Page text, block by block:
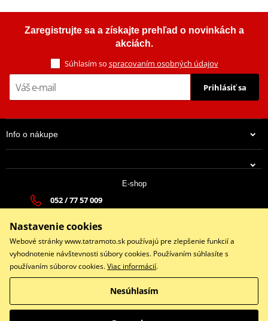
Zaregistrujte sa a získajte prehľad o novinkách a
akciách.
Súhlasím so spracovaním osobných údajov
Prihlásiť sa
Info o nákupe
E-shop
052 / 77 57 009
Po - Pia 9:00-17:00 | So: 9:00-13:00 | Ne: Zatvorené
Facebook
Copyright © 2026 www.tatramoto.sk
Všetky práva vyhradené
Nastavenie cookies
Webové stránky www.tatramoto.sk používajú pre zlepšenie funkcií a
vyhodnotenie návštevnosti súbory cookies. Používaním súhlasíte s
používaním súborov cookies.Viac informácií.
Nesúhlasím